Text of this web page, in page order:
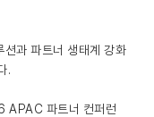
과 파트너 생태계 강화
.
APAC 파트너 컨퍼런